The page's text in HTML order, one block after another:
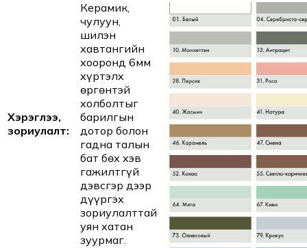
Хэрэглээ,
зориулалт:
Керамик,
чулуун,
шилэн
хавтангийн
хооронд 6мм
хүртэлх
өргөнтэй
холболтыг
барилгын
дотор болон
гадна талын
бат бөх хэв
гажилтгүй
дэвсгэр дээр
дүүргэх
зориулалттай
уян хатан
зуурмаг.